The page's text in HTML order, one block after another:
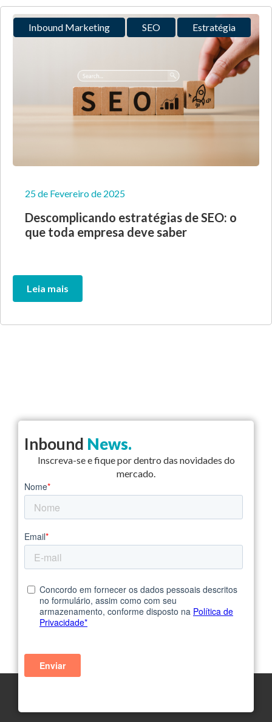
Inbound Marketing SEO Estratégia
25 de Fevereiro de 2025
Descomplicando estratégias de SEO: o
que toda empresa deve saber
Leia mais
Inbound News.
Inscreva-se e fique por dentro das novidades do
mercado.